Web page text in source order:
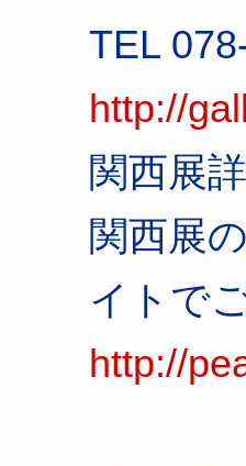
TEL
http://
関西展
関西展
イトで
http://